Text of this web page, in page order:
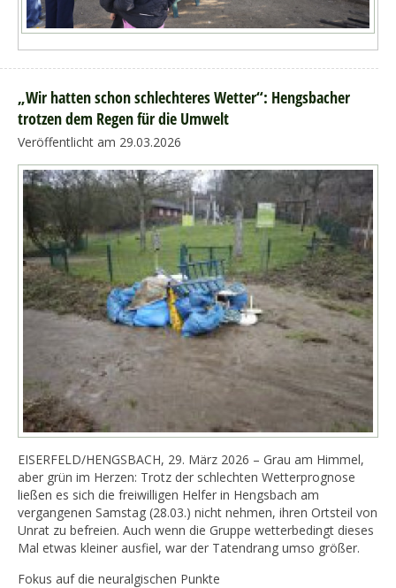
„Wir hatten schon schlechteres Wetter“: Hengsbacher
trotzen dem Regen für die Umwelt
Veröffentlicht am 29.03.2026
EISERFELD/HENGSBACH, 29. März 2026 – Grau am Himmel,
aber grün im Herzen: Trotz der schlechten Wetterprognose
ließen es sich die freiwilligen Helfer in Hengsbach am
vergangenen Samstag (28.03.) nicht nehmen, ihren Ortsteil von
Unrat zu befreien. Auch wenn die Gruppe wetterbedingt dieses
Mal etwas kleiner ausfiel, war der Tatendrang umso größer.
Fokus auf die neuralgischen Punkte